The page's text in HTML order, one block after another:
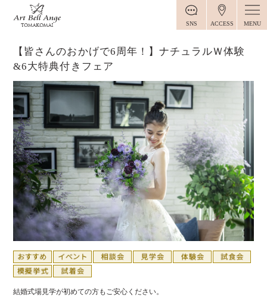
SNS ACCESS MENU
【皆さんのおかげで6周年！】ナチュラルＷ体験
&6大特典付きフェア
結婚式場見学が初めての方もご安心ください。